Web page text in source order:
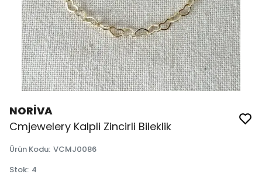
NORİVA
Cmjewelery Kalpli Zincirli Bileklik
Ürün Kodu: VCMJ0086
Stok: 4